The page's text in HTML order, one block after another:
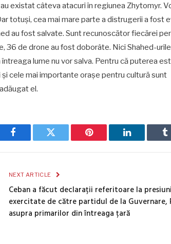
existat câteva atacuri în regiunea Zhytomyr.
totuşi, cea mai mare parte a distrugerii a fost
au fost salvate. Sunt recunoscător fiecărei
36 de drone au fost doborâte. Nici Shahed-
lume nu vor salva. Pentru că puterea
cele mai importante oraşe pentru cultură sunt
el.
Facebook Twitter Pinterest LinkedIn
NEXT ARTICLE
Ceban a făcut declarații referitoare la
exercitate de către partidul de la Guvernare,
asupra primarilor din întreaga țară